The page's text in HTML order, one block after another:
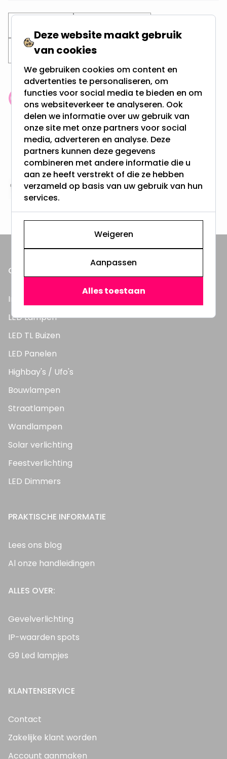
LED Capsule / Steeklampjes
Klantenbeoordeling: 9.4/10
meer dan 100.000 klanten gingen u voor
Gratis verzending + snel geleverd
Vanaf EUR100,- naar NL & BE
& 100 dagen recht op retour
Altijd uit eigen voorraad
ONZE PRODUCTEN
Inbouwspots
LED Lampen
LED TL Buizen
LED Panelen
Highbay's / Ufo's
Bouwlampen
Straatlampen
Wandlampen
Solar verlichting
Feestverlichting
LED Dimmers
PRAKTISCHE INFORMATIE
Lees ons blog
Al onze handleidingen
ALLES OVER:
Gevelverlichting
IP-waarden spots
G9 Led lampjes
KLANTENSERVICE
Contact
Zakelijke klant worden
Account aanmaken
Deze website maakt gebruik
van cookies
We gebruiken cookies om content en
advertenties te personaliseren, om
functies voor social media te bieden en om
ons websiteverkeer te analyseren. Ook
delen we informatie over uw gebruik van
onze site met onze partners voor social
media, adverteren en analyse. Deze
partners kunnen deze gegevens
combineren met andere informatie die u
aan ze heeft verstrekt of die ze hebben
verzameld op basis van uw gebruik van hun
services.
Weigeren
Aanpassen
Alles toestaan